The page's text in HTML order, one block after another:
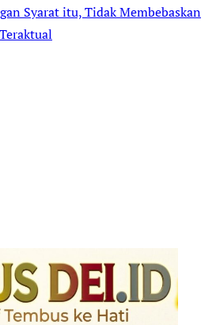
Syarat itu, Tidak Membebaskan